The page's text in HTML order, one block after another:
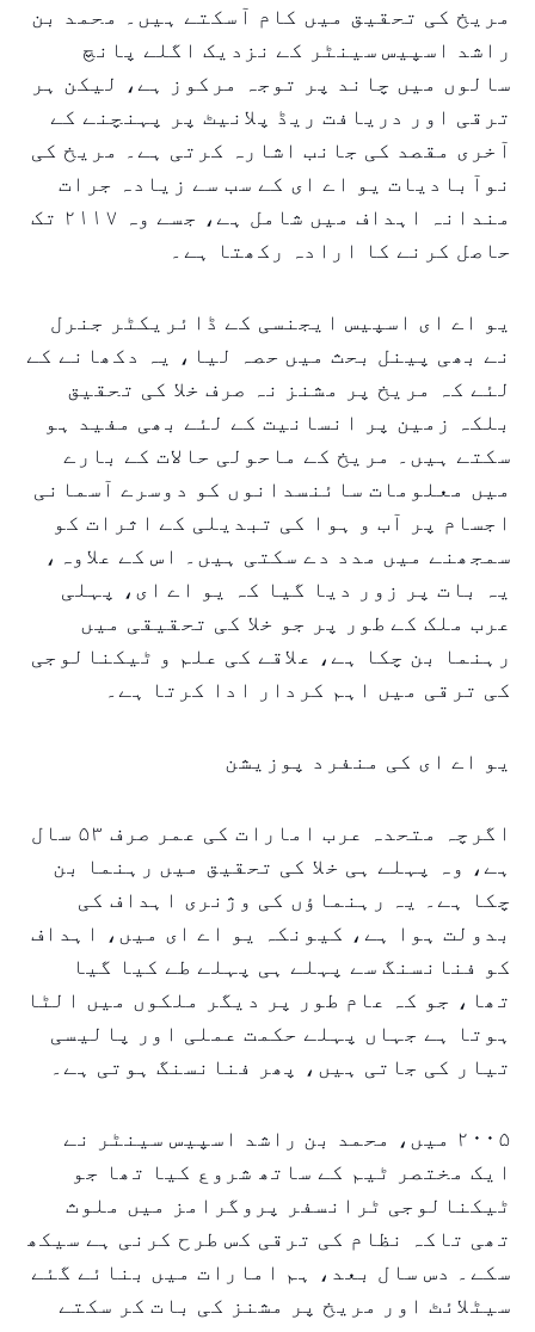
مریخ کی تحقیق میں کام آسکتے ہیں۔ محمد بن
راشد اسپیس سینٹر کے نزدیک اگلے پانچ
سالوں میں چاند پر توجہ مرکوز ہے، لیکن ہر
ترقی اور دریافت ریڈ پلانیٹ پر پہنچنے کے
آخری مقصد کی جانب اشارہ کرتی ہے۔ مریخ کی
نوآبادیات یو اے ای کے سب سے زیادہ جرات
مندانہ اہداف میں شامل ہے، جسے وہ ۲۱۱۷ تک
حاصل کرنے کا ارادہ رکھتا ہے۔
یو اے ای اسپیس ایجنسی کے ڈائریکٹر جنرل
نے بھی پینل بحث میں حصہ لیا، یہ دکھانے کے
لئے کہ مریخ پر مشنز نہ صرف خلا کی تحقیق
بلکہ زمین پر انسانیت کے لئے بھی مفید ہو
سکتے ہیں۔ مریخ کے ماحولی حالات کے بارے
میں معلومات سائنسدانوں کو دوسرے آسمانی
اجسام پر آب و ہوا کی تبدیلی کے اثرات کو
سمجھنے میں مدد دے سکتی ہیں۔ اس کے علاوہ،
یہ بات پر زور دیا گیا کہ یو اے ای، پہلی
عرب ملک کے طور پر جو خلا کی تحقیقی میں
رہنما بن چکا ہے، علاقے کی علم و ٹیکنالوجی
کی ترقی میں اہم کردار ادا کرتا ہے۔
یو اے ای کی منفرد پوزیشن
اگرچہ متحدہ عرب امارات کی عمر صرف ۵۳ سال
ہے، وہ پہلے ہی خلا کی تحقیق میں رہنما بن
چکا ہے۔ یہ رہنماؤں کی وژنری اہداف کی
بدولت ہوا ہے، کیونکہ یو اے ای میں، اہداف
کو فنانسنگ سے پہلے ہی پہلے طے کیا گیا
تھا، جو کہ عام طور پر دیگر ملکوں میں الٹا
ہوتا ہے جہاں پہلے حکمت عملی اور پالیسی
تیار کی جاتی ہیں، پھر فنانسنگ ہوتی ہے۔
۲۰۰۵ میں، محمد بن راشد اسپیس سینٹر نے
ایک مختصر ٹیم کے ساتھ شروع کیا تھا جو
ٹیکنالوجی ٹرانسفر پروگرامز میں ملوث
تھی تاکہ نظام کی ترقی کس طرح کرنی ہے سیکھ
سکے۔ دس سال بعد، ہم امارات میں بنائے گئے
سیٹلائٹ اور مریخ پر مشنز کی بات کر سکتے